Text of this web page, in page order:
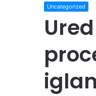
Uncategorized